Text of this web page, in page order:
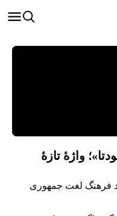
واژهٔ تازهٔ
فرهنگ لغت جمهوری